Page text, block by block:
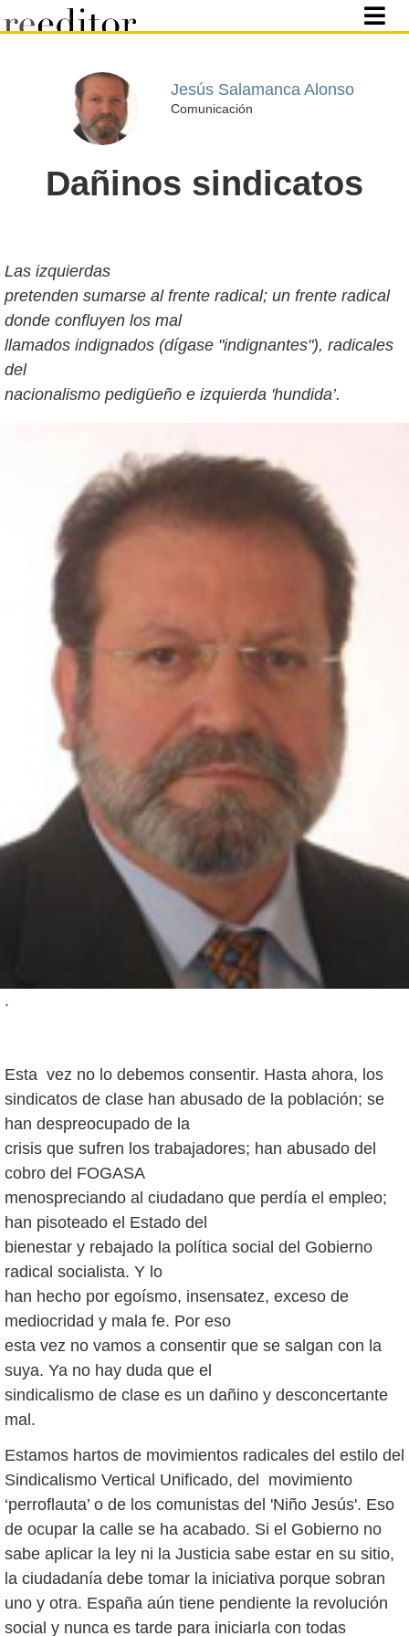
Jesús Salamanca Alonso
Comunicación
Dañinos sindicatos
Las izquierdas
pretenden sumarse al frente radical; un frente radical
donde confluyen los mal
llamados indignados (dígase "indignantes"), radicales
del
nacionalismo pedigüeño e izquierda 'hundida’.
.
Esta vez no lo debemos consentir. Hasta ahora, los
sindicatos de clase han abusado de la población; se
han despreocupado de la
crisis que sufren los trabajadores; han abusado del
cobro del FOGASA
menospreciando al ciudadano que perdía el empleo;
han pisoteado el Estado del
bienestar y rebajado la política social del Gobierno
radical socialista. Y lo
han hecho por egoísmo, insensatez, exceso de
mediocridad y mala fe. Por eso
esta vez no vamos a consentir que se salgan con la
suya. Ya no hay duda que el
sindicalismo de clase es un dañino y desconcertante
mal.
Estamos hartos de movimientos radicales del estilo del
Sindicalismo Vertical Unificado, del movimiento
‘perroflauta’ o de los comunistas del 'Niño Jesús'. Eso
de ocupar la calle se ha acabado. Si el Gobierno no
sabe aplicar la ley ni la Justicia sabe estar en su sitio,
la ciudadanía debe tomar la iniciativa porque sobran
uno y otra. España aún tiene pendiente la revolución
social y nunca es tarde para iniciarla con todas